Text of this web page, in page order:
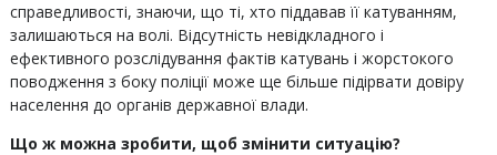
справедливості, знаючи, що ті, хто піддавав її катуванням,
залишаються на волі. Відсутність невідкладного і
ефективного розслідування фактів катувань і жорстокого
поводження з боку поліції може ще більше підірвати довіру
населення до органів державної влади.
Що ж можна зробити, щоб змінити ситуацію?